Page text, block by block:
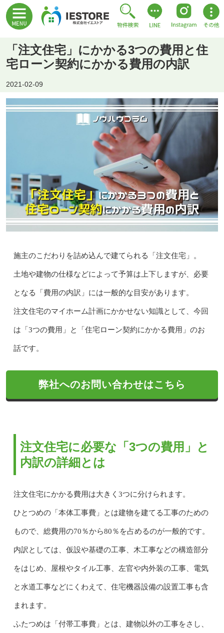
「注文住宅」にかかる3つの費用と住
宅ローン契約にかかる費用の内訳
2021-02-09
施主のこだわりを詰め込んで建てられる「注文住宅」。
土地や建物の仕様などによって予算は上下しますが、必要
となる「費用の内訳」には一般的な目安があります。
注文住宅のマイホーム計画にかかせない知識として、今回
は「3つの費用」と「住宅ローン契約にかかる費用」のお
話です。
弊社へのお問い合わせはこちら
注文住宅に必要な「3つの費用」と
内訳の詳細とは
注文住宅にかかる費用は大きく3つに分けられます。
ひとつめの「本体工事費」とは建物を建てる工事のための
もので、総費用の70％から80％を占めるのが一般的です。
内訳としては、仮設や基礎の工事、木工事などの構造部分
をはじめ、屋根やタイル工事、左官や内外装の工事、電気
と水道工事などにくわえて、住宅機器設備の設置工事も含
まれます。
ふたつめは「付帯工事費」とは、建物以外の工事をさし、